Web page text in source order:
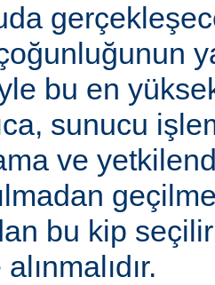
bu en
sunucu
ve
bu kip